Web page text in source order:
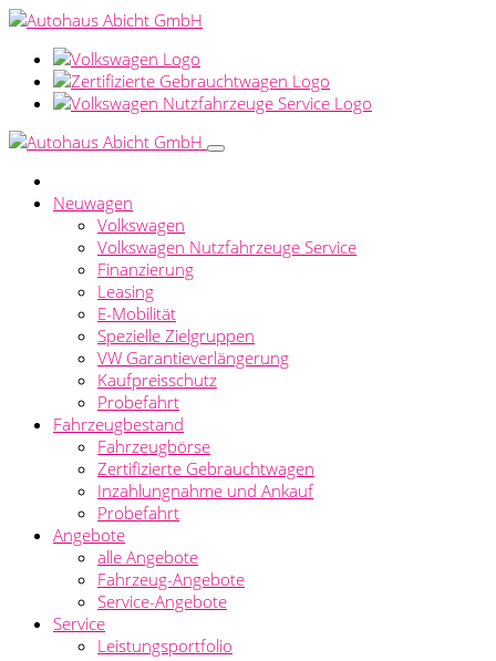
Neuwagen
Volkswagen
Volkswagen Nutzfahrzeuge Service
Finanzierung
Leasing
E-Mobilität
Spezielle Zielgruppen
VW Garantieverlängerung
Kaufpreisschutz
Probefahrt
Fahrzeugbestand
Fahrzeugbörse
Zertifizierte Gebrauchtwagen
Inzahlungnahme und Ankauf
Probefahrt
Angebote
alle Angebote
Fahrzeug-Angebote
Service-Angebote
Service
Leistungsportfolio